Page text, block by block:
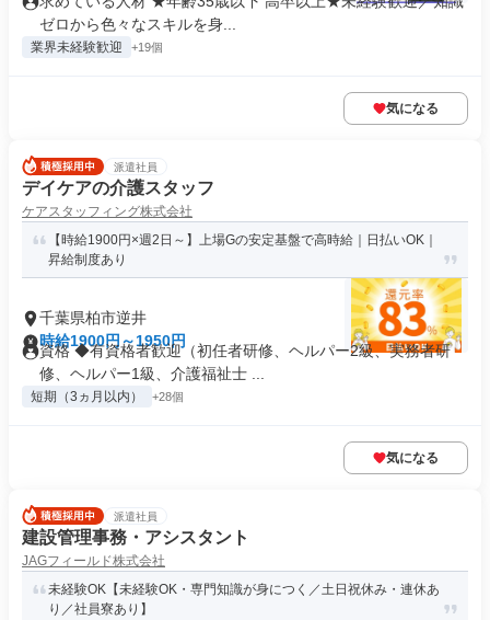
ゼロから色々なスキルを身...
業界未経験歓迎 +19個
気になる
派遣社員
デイケアの介護スタッフ
ケアスタッフィング株式会社
【時給1900円×週2日～】上場Gの安定基盤で高時給｜日払いOK｜
昇給制度あり
千葉県柏市逆井
時給1900円～1950円
資格 ◆有資格者歓迎（初任者研修、ヘルパー2級、実務者研
修、ヘルパー1級、介護福祉士 ...
短期（3ヵ月以内） +28個
気になる
派遣社員
建設管理事務・アシスタント
JAGフィールド株式会社
未経験OK【未経験OK・専門知識が身につく／土日祝休み・連休あ
り／社員寮あり】